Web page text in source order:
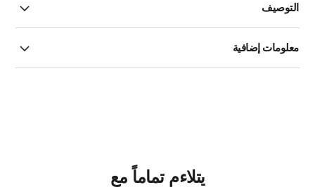
التوصيف
معلومات إضافية
يتلاءم تماماً مع